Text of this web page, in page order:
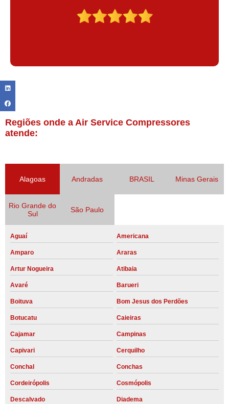
Regiões onde a Air Service Compressores
atende:
Alagoas Andradas BRASIL Minas Gerais
Rio Grande do
Sul
São Paulo
Aguaí Americana
Amparo Araras
Artur Nogueira Atibaia
Avaré Barueri
Boituva Bom Jesus dos Perdões
Botucatu Caieiras
Cajamar Campinas
Capivari Cerquilho
Conchal Conchas
Cordeirópolis Cosmópolis
Descalvado Diadema